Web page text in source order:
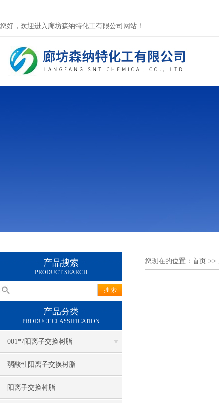
您好，欢迎进入廊坊森纳特化工有限公司网站！
产品搜索
PRODUCT SEARCH
产品分类
PRODUCT CLASSIFICATION
001*7阳离子交换树脂
弱酸性阳离子交换树脂
阳离子交换树脂
您现在的位置： 首页 >>